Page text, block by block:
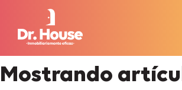
Mostrando